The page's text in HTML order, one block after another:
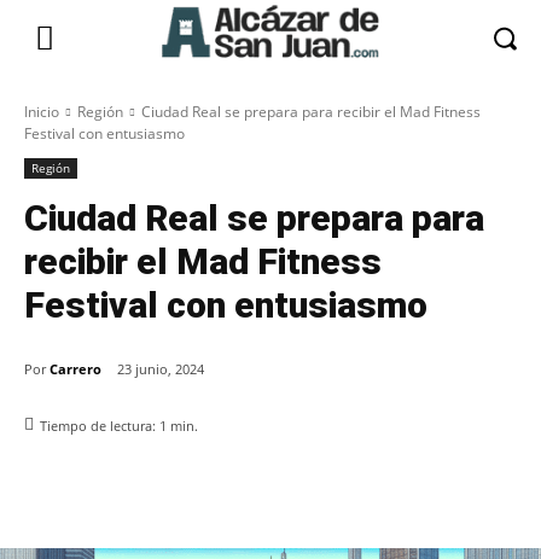
Inicio Región
Ciudad Real se prepara para recibir el Mad Fitness
Festival con entusiasmo
Región
Ciudad Real se prepara para
recibir el Mad Fitness
Festival con entusiasmo
Por Carrero 23 junio, 2024
Tiempo de lectura: 1 min.